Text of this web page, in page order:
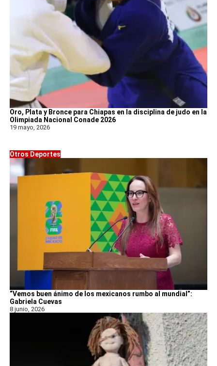
Oro, Plata y Bronce para Chiapas en la disciplina de judo en la
Olimpiada Nacional Conade 2026
19 mayo, 2026
Otros Deportes
“Vemos buen ánimo de los mexicanos rumbo al mundial”:
Gabriela Cuevas
8 junio, 2026